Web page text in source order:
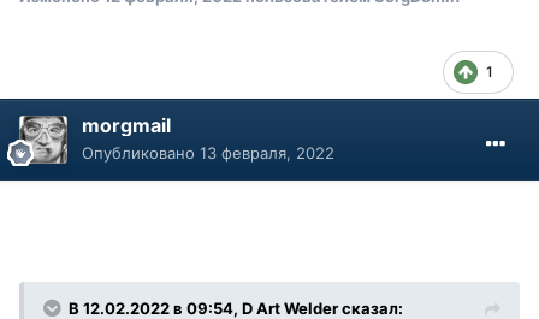
1
morgmail
Опубликовано 13 февраля, 2022
В 12.02.2022 в 09:54, D Art Welder сказал: